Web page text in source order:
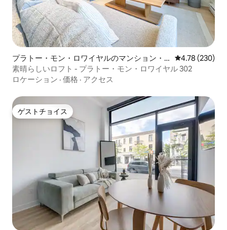
プラトー・モン・ロワイヤルのマンション・
アパート
レビュー230
4.78 (230)
素晴らしいロフト - プラトー・モン・ロワイヤル 302
ロケーション · 価格 · アクセス
ゲストチョイス
ゲストチョイス